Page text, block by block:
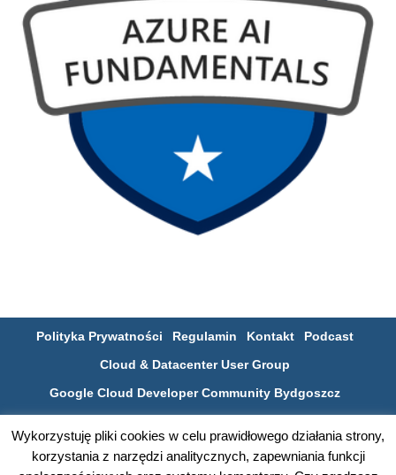
Polityka Prywatności Regulamin Kontakt
Podcast
Cloud & Datacenter User Group
Google Cloud Developer Community Bydgoszcz
© 2026 Przygody z VMware, cloud computingiem i światem IT. All
Wykorzystuję pliki cookies w celu prawidłowego działania strony,
korzystania z narzędzi analitycznych, zapewniania funkcji